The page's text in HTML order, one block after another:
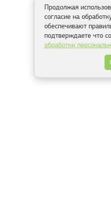
Продолжая
согласие на
обеспечивают
подтверждаете что
обработки